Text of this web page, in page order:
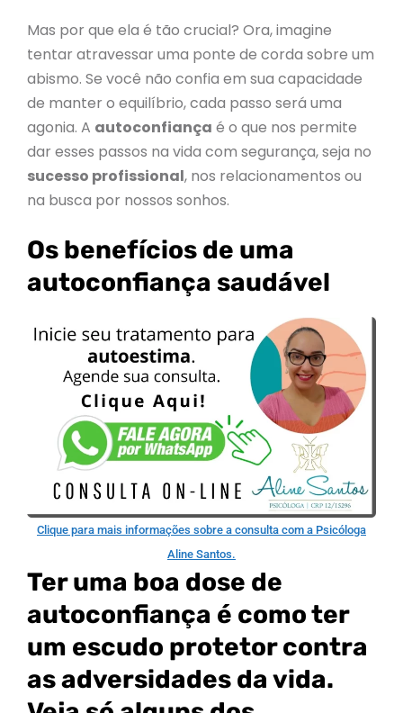
Mas por que ela é tão crucial? Ora, imagine
tentar atravessar uma ponte de corda sobre um
abismo. Se você não confia em sua capacidade
de manter o equilíbrio, cada passo será uma
agonia. A autoconfiança é o que nos permite
dar esses passos na vida com segurança, seja no
sucesso profissional, nos relacionamentos ou
na busca por nossos sonhos.
Os benefícios de uma
autoconfiança saudável
Clique para mais informações sobre a consulta com a Psicóloga
Aline Santos.
Ter uma boa dose de
autoconfiança é como ter
um escudo protetor contra
as adversidades da vida.